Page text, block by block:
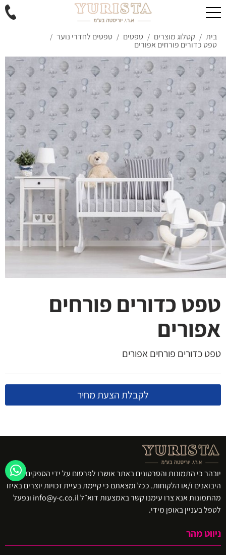
בית / קטלוג מוצרים / טפטים / טפטים לחדרי נוער /
טפט כדורים פורחים אפורים
טפט כדורים פורחים
אפורים
טפט כדורים פורחים אפורים
לקבלת הצעת מחיר
יובהר כי התמונות והסרטונים באתר אושרו לפרסום על ידי הספקים ו/או
היבואנים ו/או הלקוחות. ככל ומצאתם כי קיימת בעיית זכויות יוצרים באיזו
מהתמונות אנא צרו עימנו קשר באמצעות דוא״ל info@y-c.co.il ונפעל
לטפל בעניין באופן מידי.
ניווט מהר